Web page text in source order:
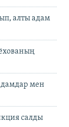
алты адам
мен
салды